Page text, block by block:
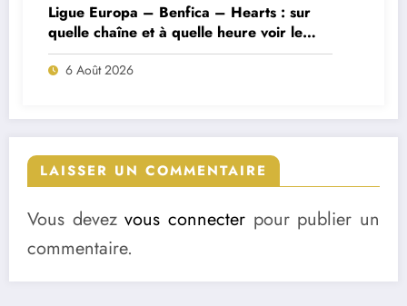
Ligue Europa – Benfica – Hearts : sur
quelle chaîne et à quelle heure voir le
match ?
6 Août 2026
LAISSER UN COMMENTAIRE
Vous devezvous connecter pour publier un
commentaire.